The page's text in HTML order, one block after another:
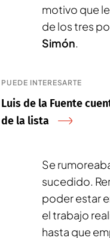
motivo que
de los tres
Simón.
PUEDE INTERESARTE
Luis de la Fuente
de la lista
Se
sucedido.
poder estar
el trabajo
hasta que